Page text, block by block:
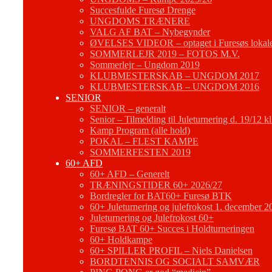
Succesfulde Furesø Drenge
UNGDOMS TRÆNERE
VALG AF BAT – Nybegynder
ØVELSES VIDEOR – optaget i Furesøs
SOMMERLEJR 2019 – FOTOS M.V.
Sommerlejr – Ungdom 2019
KLUBMESTERSKAB – UNGDOM 2017
KLUBMESTERSKAB – UNGDOM 2016
SENIOR
SENIOR – generalt
Senior – Tilmelding til Juleturnering d. 19/12
Kamp Program (alle hold)
POKAL – FLEST KAMPE
SOMMERFESTEN 2019
60+ AFD
60+ AFD – Generelt
TRÆNINGSTIDER 60+ 2026/27
Bordregler for BAT60+ Furesø BTK
60+ Juleturnering og julefrokost 1. december
Juleturnering og Julefrokost 60+
Furesø BAT 60+ Succes i Holdturneringen
60+ Holdkampe
60+ SPILLER PROFIL – Niels Danielsen
BORDTENNIS OG SOCIALT SAMVÆR